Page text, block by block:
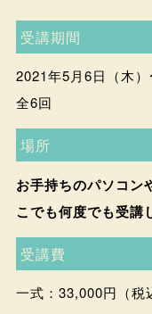
受講期間
2021年5月6日（木
全6回
場所
お手持ちのパソコン
こでも何度でも受講
受講費
一式：33,000円（税